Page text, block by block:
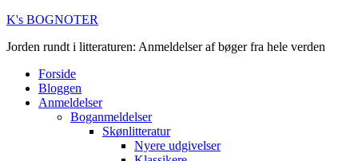
K's BOGNOTER
Jorden rundt i litteraturen: Anmeldelser af bøger fra hele verden
Forside
Bloggen
Anmeldelser
Boganmeldelser
Skønlitteratur
Nyere udgivelser